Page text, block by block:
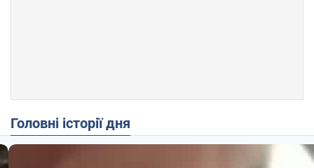
Головні історії дня